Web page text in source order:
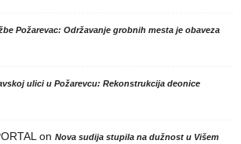
Požarevac: Održavanje grobnih mesta je obaveza
ulici u Požarevcu: Rekonstrukcija deonice
on Nova sudija stupila na dužnost u Višem